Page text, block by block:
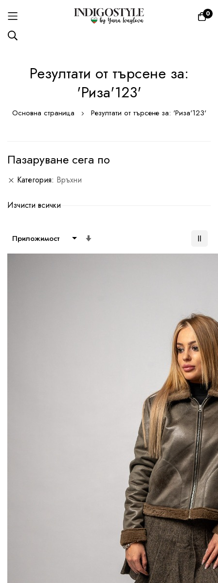
0
Резултати от търсене за:
'Риза'123'
Основна страница Резултати от търсене за: 'Риза'123'
Пазаруване сега по
Категория Връхни
Изчисти всички